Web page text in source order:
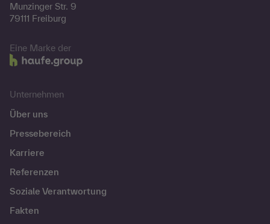
Munzinger Str. 9
79111 Freiburg
Eine Marke der
Unternehmen
Über uns
Pressebereich
Karriere
Referenzen
Soziale Verantwortung
Fakten